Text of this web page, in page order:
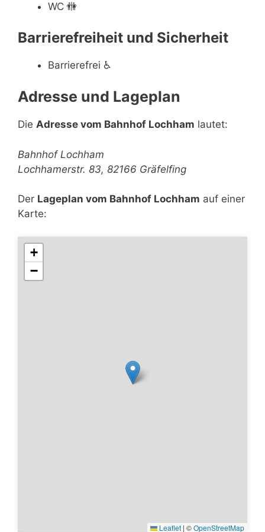
WC 🚻
Barrierefreiheit und Sicherheit
Barrierefrei ♿
Adresse und Lageplan
Die Adresse vom Bahnhof Lochham lautet:
Bahnhof Lochham
Lochhamerstr. 83, 82166 Gräfelfing
Der Lageplan vom Bahnhof Lochham auf einer
Karte:
+
−
Leaflet | ©OpenStreetMap